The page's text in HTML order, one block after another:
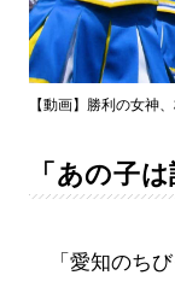
【動画】勝利の女神
「あの子
「愛知のちび